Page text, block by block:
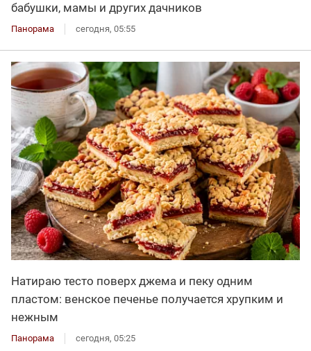
бабушки, мамы и других дачников
Панорама сегодня, 05:55
Натираю тесто поверх джема и пеку одним
пластом: венское печенье получается хрупким и
нежным
Панорама сегодня, 05:25